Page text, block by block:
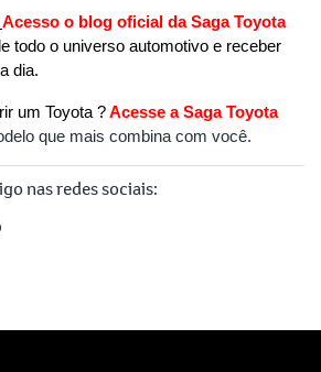
Acesso o blog oficial da Saga Toyota
todo o universo automotivo e receber
dia.
um Toyota ? Acesse a Saga Toyota
que mais combina com você.
nas redes sociais: